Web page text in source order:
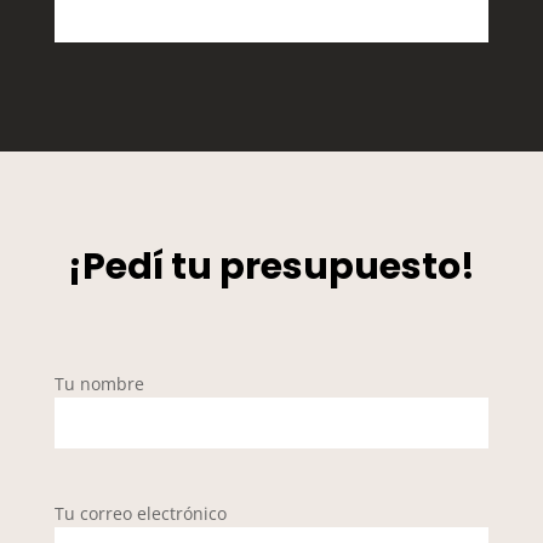
¡Pedí tu presupuesto!
Tu nombre
Tu correo electrónico